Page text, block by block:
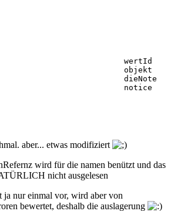
notice
aber... etwas modifiziert
wird für die namen benützt und das
nicht ausgelesen
ja nur einmal vor, wird aber von
bewertet, deshalb die auslagerung